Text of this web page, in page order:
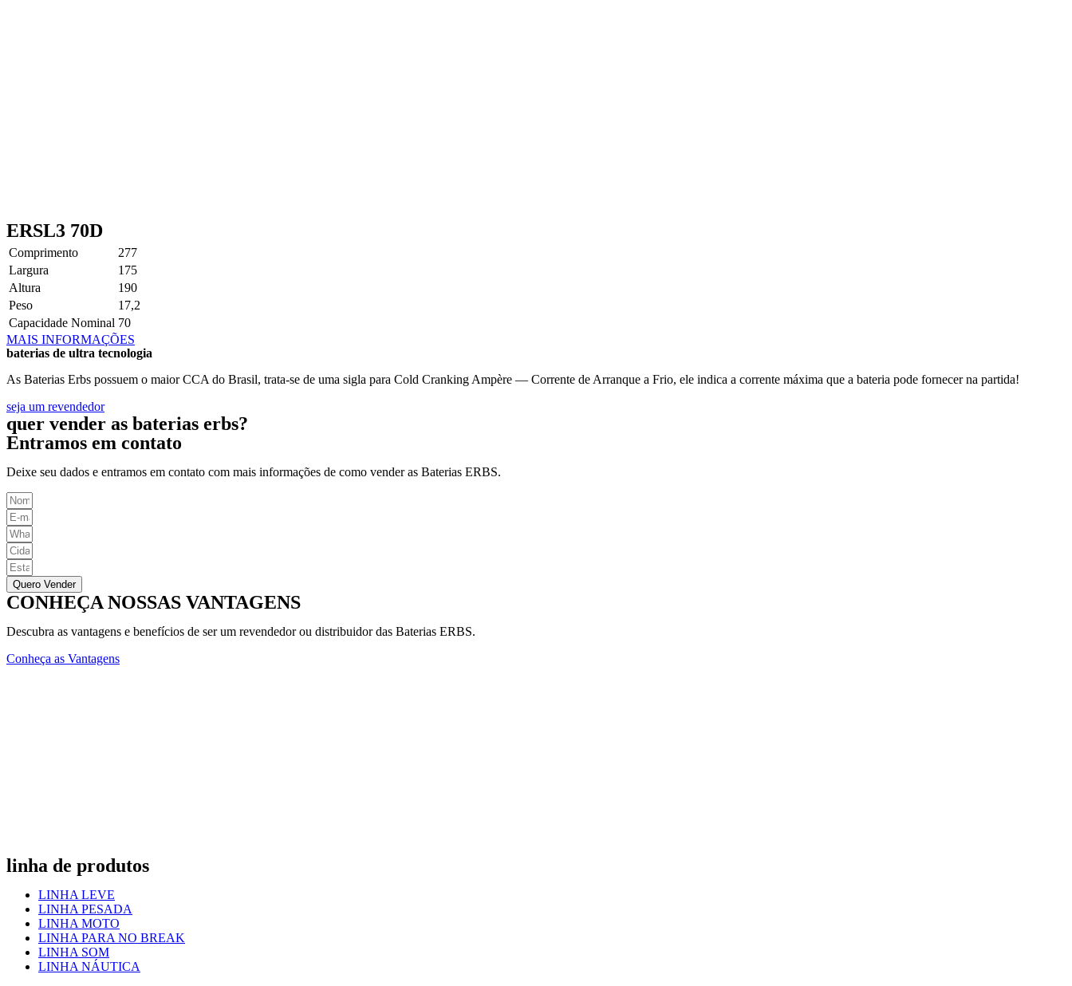
ERSL3 70D
Comprimento
277
Largura
175
Altura
190
Peso
17,2
Capacidade Nominal 70
MAIS INFORMAÇÕES
baterias de ultra tecnologia
As Baterias Erbs possuem o maior CCA do Brasil, trata-se de uma sigla para Cold Cranking Ampère — Corrente de Arranque a Frio, ele indica a corrente máxima que a bateria pode fornecer na partida!
seja um revendedor
quer vender as baterias erbs?
Entramos em contato
Deixe seu dados e entramos em contato com mais informações de como vender as Baterias ERBS.
Quero Vender
CONHEÇA NOSSAS VANTAGENS
Descubra as vantagens e benefícios de ser um revendedor ou distribuidor das Baterias ERBS.
Conheça as Vantagens
linha de produtos
LINHA LEVE
LINHA PESADA
LINHA MOTO
LINHA PARA NO BREAK
LINHA SOM
LINHA NÁUTICA